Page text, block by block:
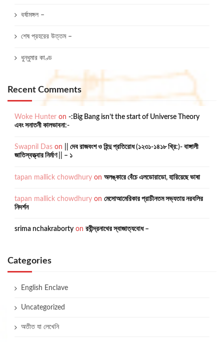
বর্ষামঙ্গল –
শেষ প্রহরের উত্তম –
ধুন্ধুমার কাণ্ড
Recent Comments
Woke Hunter on -:Big Bang isn’t the start of Universe Theory
এবং সনাতনী কালভাবনা:-
Swapnil Das on
|| দেব রাজবংশ ও হিন্দু প্রতিরোধ (১২৩১-১৪১৮ খ্রি:)- বাঙ্গালী
জাতিস্বত্ত্বার নির্মাণ || – ১
tapan mallick chowdhury on অলঙ্কারে বেঁচে এলডোরাডো, হারিয়েছে ভাষা
tapan mallick chowdhury on মেসোআমেরিকার প্রাচীনতম সভ্যতায় নরবলির
নিদর্শন
srima nchakraborty on রবীন্দ্রনাথের স্বাজাত্যবোধ –
Categories
English Enclave
Uncategorized
অতীত যা লেখেনি